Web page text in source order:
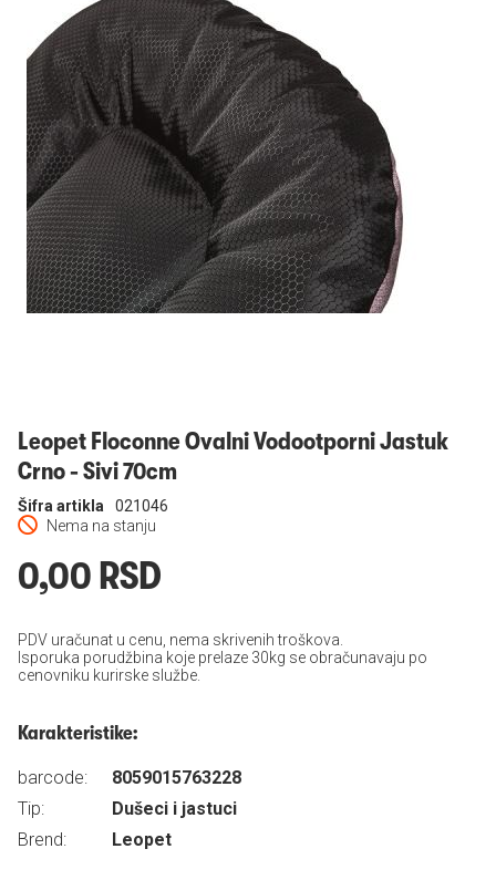
Prijavi se
Leopet Floconne Ovalni Vodootporni Jastuk
Crno - Sivi 70cm
Nema na stanju
Šifra artikla 021046
0,00 RSD
PDV uračunat u cenu, nema skrivenih troškova.
Isporuka porudžbina koje prelaze 30kg se obračunavaju po
cenovniku kurirske službe.
Karakteristike:
barcode:
8059015763228
Tip:
Dušeci i jastuci
Brend:
Leopet